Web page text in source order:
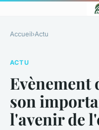
Accueil›Actu
ACTU
Evènement
son
l'avenir de